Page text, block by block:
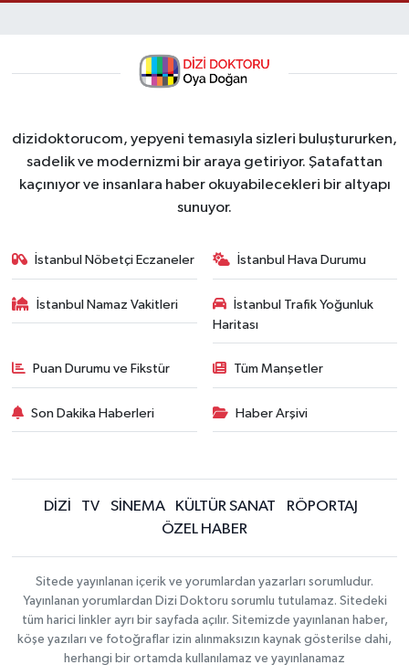
dizidoktorucom, yepyeni temasıyla sizleri buluştururken,
sadelik ve modernizmi bir araya getiriyor. Şatafattan
kaçınıyor ve insanlara haber okuyabilecekleri bir altyapı
sunuyor.
İstanbul Nöbetçi Eczaneler İstanbul Hava Durumu
İstanbul Namaz Vakitleri
İstanbul Trafik Yoğunluk
Haritası
Puan Durumu ve Fikstür Tüm Manşetler
Son Dakika Haberleri Haber Arşivi
DİZİ TV SİNEMA KÜLTÜR SANAT
RÖPORTAJ
ÖZEL HABER
Sitede yayınlanan içerik ve yorumlardan yazarları sorumludur.
Yayınlanan yorumlardan Dizi Doktoru sorumlu tutulamaz. Sitedeki
tüm harici linkler ayrı bir sayfada açılır. Sitemizde yayınlanan haber,
köşe yazıları ve fotoğraflar izin alınmaksızın kaynak gösterilse dahi,
herhangi bir ortamda kullanılamaz ve yayınlanamaz